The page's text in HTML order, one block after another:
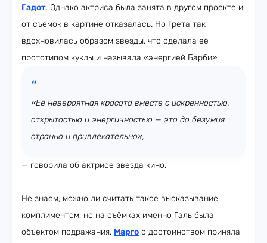
Гадот. Однако актриса была занята в другом проекте и
от съёмок в картине отказалась. Но Грета так
вдохновилась образом звезды, что сделала её
прототипом куклы и называла «энергией Барби».
«Её невероятная красота вместе с искренностью,
открытостью и энергичностью — это до безумия
странно и привлекательно»,
— говорила об актрисе звезда кино.
Не знаем, можно ли считать такое высказывание
комплиментом, но на съёмках именно Галь была
объектом подражания. Марго с достоинством приняла